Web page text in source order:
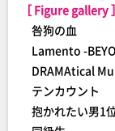
［ Figure gallery ］
咎狗の血
Lamento -
DRAMAtical
テンカウント
抱かれたい男1